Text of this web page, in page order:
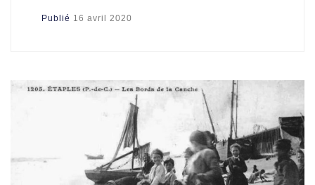
Publié 16 avril 2020